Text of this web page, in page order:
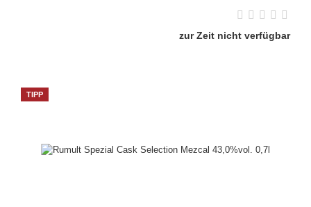
zur Zeit nicht verfügbar
TIPP